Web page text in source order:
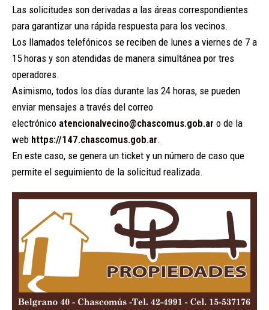
Las solicitudes son derivadas a las áreas correspondientes
para garantizar una rápida respuesta para los vecinos.
Los llamados telefónicos se reciben de lunes a viernes de 7 a
15 horas y son atendidas de manera simultánea por tres
operadores.
Asimismo, todos los días durante las 24 horas, se pueden
enviar mensajes a través del correo
electrónico atencionalvecino@chascomus.gob.ar o de la
web https://147.chascomus.gob.ar.
En este caso, se genera un ticket y un número de caso que
permite el seguimiento de la solicitud realizada.